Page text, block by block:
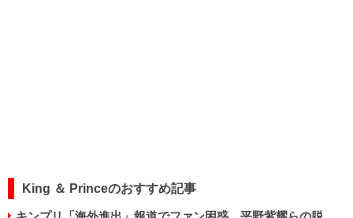
King ＆ Princeのおすすめ記事